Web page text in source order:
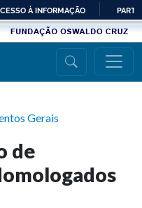
À INFORMAÇÃO
Gerais
de